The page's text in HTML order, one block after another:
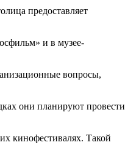
предоставляет
и в музее-
вопросы,
они планируют провести
кинофестивалях. Такой